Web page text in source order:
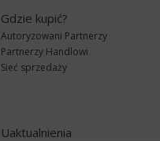
Gdzie kupić?
Autoryzowani Partnerzy
Partnerzy Handlowi
Sieć sprzedaży
Uaktualnienia